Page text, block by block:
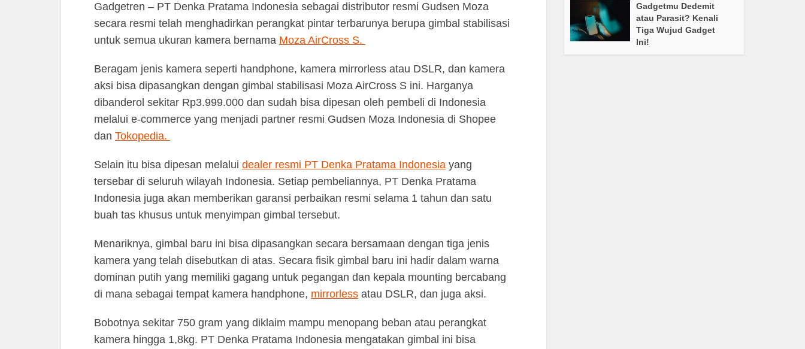
Gadgetren – PT Denka Pratama Indonesia sebagai distributor resmi Gudsen Moza
secara resmi telah menghadirkan perangkat pintar terbarunya berupa gimbal stabilisasi
untuk semua ukuran kamera bernama Moza AirCross S.
Beragam jenis kamera seperti handphone, kamera mirrorless atau DSLR, dan kamera
aksi bisa dipasangkan dengan gimbal stabilisasi Moza AirCross S ini. Harganya
dibanderol sekitar Rp3.999.000 dan sudah bisa dipesan oleh pembeli di Indonesia
melalui e-commerce yang menjadi partner resmi Gudsen Moza Indonesia di Shopee
dan Tokopedia.
Selain itu bisa dipesan melalui dealer resmi PT Denka Pratama Indonesia yang
tersebar di seluruh wilayah Indonesia. Setiap pembeliannya, PT Denka Pratama
Indonesia juga akan memberikan garansi perbaikan resmi selama 1 tahun dan satu
buah tas khusus untuk menyimpan gimbal tersebut.
Menariknya, gimbal baru ini bisa dipasangkan secara bersamaan dengan tiga jenis
kamera yang telah disebutkan di atas. Secara fisik gimbal baru ini hadir dalam warna
dominan putih yang memiliki gagang untuk pegangan dan kepala mounting bercabang
di mana sebagai tempat kamera handphone, mirrorless atau DSLR, dan juga aksi.
Bobotnya sekitar 750 gram yang diklaim mampu menopang beban atau perangkat
kamera hingga 1,8kg. PT Denka Pratama Indonesia mengatakan gimbal ini bisa
Gadgetmu Dedemit
atau Parasit? Kenali
Tiga Wujud Gadget
Ini!